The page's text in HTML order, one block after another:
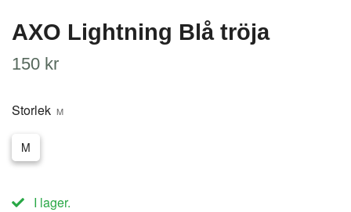
AXO Lightning Blå tröja
150 kr
Storlek M
M
I lager.